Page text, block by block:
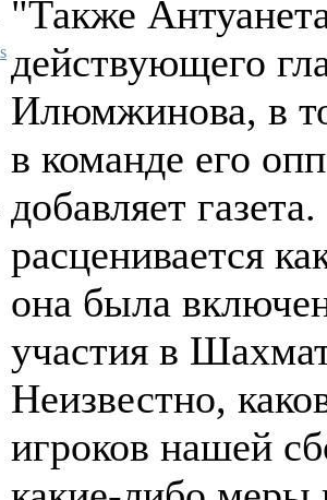
"Также
действующего
Илюмжинова, в
в команде его
добавляет
расценивается
она была
участия в
Неизвестно,
игроков нашей